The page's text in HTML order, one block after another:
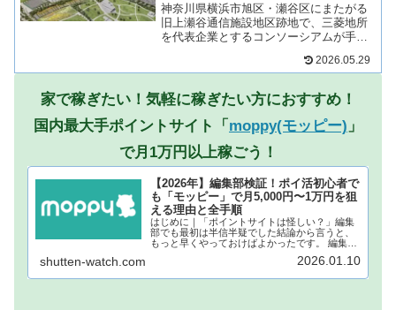
神奈川県横浜市旭区・瀬谷区にまたがる
旧上瀬谷通信施設地区跡地で、三菱地所
を代表企業とするコンソーシアムが手掛
ーク「KAMISEYA PARK（仮称）」が
KAMISE...
2026.05.29
家で稼ぎたい！気軽に稼ぎたい方におすすめ！
国内最大手ポイントサイト「 moppy(モッピー) 」
で月1万円以上稼ごう！
【2026年】編集部検証！ポイ活初心者で
も「モッピー」で月5,000円〜1万円を狙
える理由と全手順
はじめに｜「ポイントサイトは怪しい？」編集
部でも最初は半信半疑でした結論から言うと、
もっと早くやっておけばよかったです。 編集部
てきましたが、本当にお金になるの？個人情報
shutten-watch.com 2026.01.10